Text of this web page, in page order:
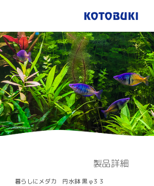
製品詳細
暮らしにメダカ 円水鉢 黒 φ３３